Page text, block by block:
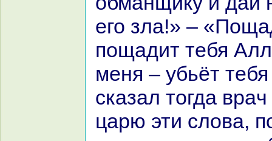
его зла!» –
пощадит тебя
меня – убьёт
сказал тогда
царю эти слова,